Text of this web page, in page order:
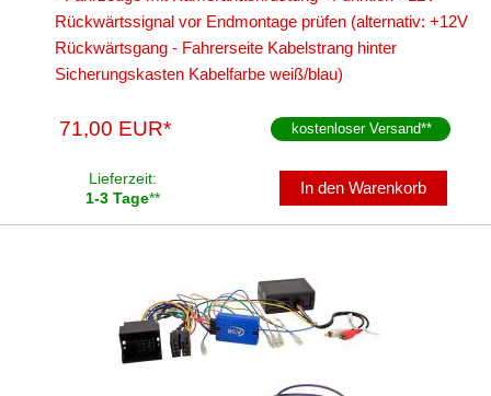
Frequenzweichen
Handyhalterungen
Lautsprecheradapter
Lautsprecherringe
Rückwärtssignal vor Endmontage prüfen (alternativ: +12V
Rückwärtsgang - Fahrerseite Kabelstrang hinter
Sicherungskasten Kabelfarbe weiß/blau)
71,00 EUR* kostenloser Versand**
Lieferzeit:
1-3 Tage**
In den Warenkorb